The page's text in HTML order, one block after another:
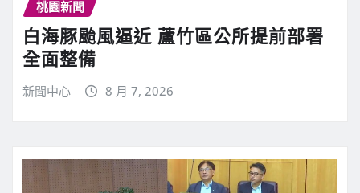
桃園新聞
白海豚颱風逼近 蘆竹區公所提前部署
全面整備
新聞中心 8 月 7, 2026